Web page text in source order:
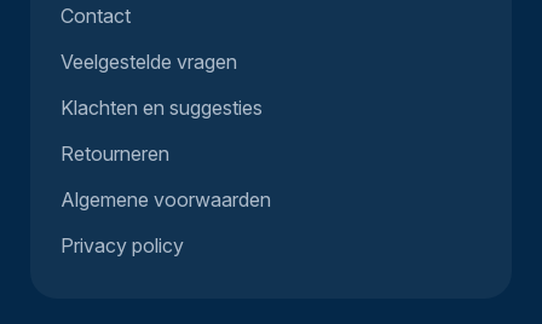
Contact
Veelgestelde vragen
Klachten en suggesties
Retourneren
Algemene voorwaarden
Privacy policy